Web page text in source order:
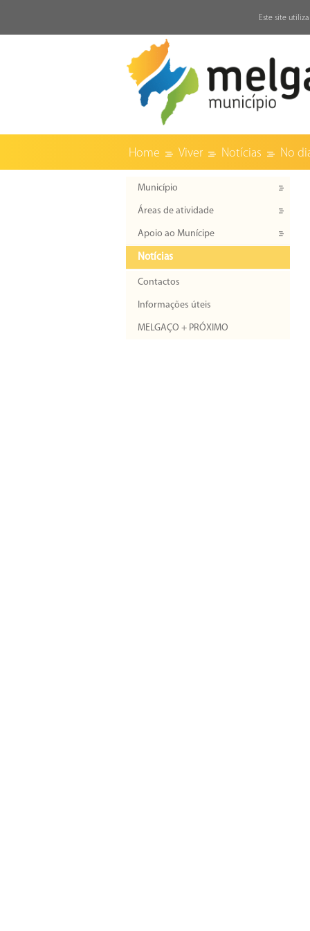
Home Viver Notícias No
Município
Áreas de atividade
Apoio ao Munícipe
Notícias
Contactos
Informações úteis
MELGAÇO + PRÓXIMO
Este site